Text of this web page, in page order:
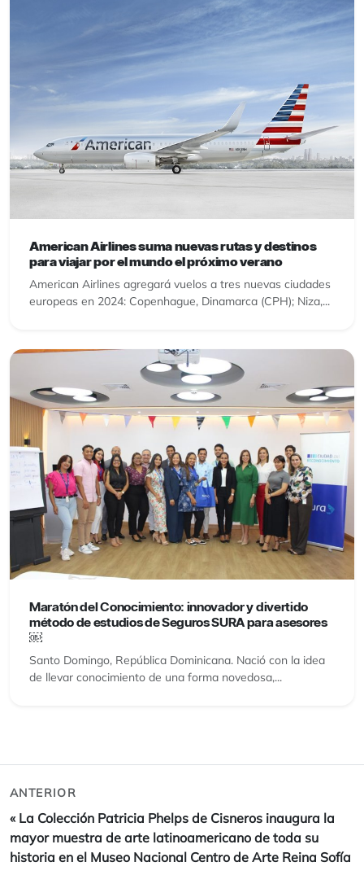
American Airlines suma nuevas rutas y destinos
para viajar por el mundo el próximo verano
American Airlines agregará vuelos a tres nuevas ciudades
europeas en 2024: Copenhague, Dinamarca (CPH); Niza,...
Maratón del Conocimiento: innovador y divertido
método de estudios de Seguros SURA para asesores
￼
Santo Domingo, República Dominicana. Nació con la idea
de llevar conocimiento de una forma novedosa,...
ANTERIOR
« La Colección Patricia Phelps de Cisneros inaugura la
mayor muestra de arte latinoamericano de toda su
historia en el Museo Nacional Centro de Arte Reina Sofía